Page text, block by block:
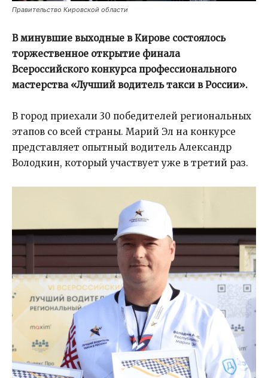
Правительство Кировской области
В минувшие выходные в Кирове состоялось
торжественное открытие финала
Всероссийского конкурса профессионального
мастерства «Лучший водитель такси в России».
В город приехали 30 победителей региональных
этапов со всей страны. Марий Эл на конкурсе
представляет опытный водитель Александр
Володкин, который участвует уже в третий раз.